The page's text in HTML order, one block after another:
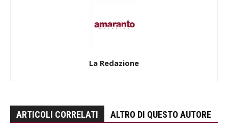
La Redazione
ARTICOLI CORRELATI ALTRO DI QUESTO AUTORE